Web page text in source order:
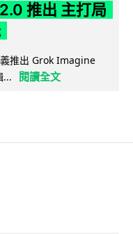
推出 主打局
推出 Grok Imagine
...
閱讀全文